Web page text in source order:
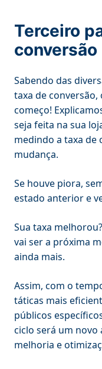
Terceiro
conversão
Sabendo das
taxa de
começo!
seja feita na sua
medindo a taxa de
mudança.
Se houve piora,
estado anterior e
Sua taxa
vai ser a próxima
ainda mais.
Assim, com o
táticas mais
públicos
ciclo será um novo
melhoria e